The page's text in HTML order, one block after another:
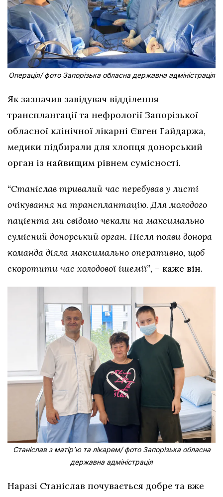
Операція/ фото Запорізька обласна державна адміністрація
Як зазначив завідувач відділення
трансплантації та нефрології Запорізької
обласної клінічної лікарні Євген Гайдаржа,
медики підбирали для хлопця донорський
орган із найвищим рівнем сумісності.
“Станіслав тривалий час перебував у листі
очікування на трансплантацію. Для молодого
пацієнта ми свідомо чекали на максимально
сумісний донорський орган. Після появи донора
команда діяла максимально оперативно, щоб
скоротити час холодової ішемії”, – каже він.
Станіслав з матірʼю та лікарем/ фото Запорізька обласна
державна адміністрація
Наразі Станіслав почувається добре та вже